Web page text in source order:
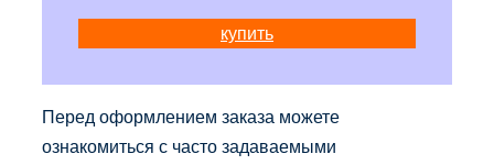
купить
Перед оформлением заказа можете
ознакомиться с часто задаваемыми